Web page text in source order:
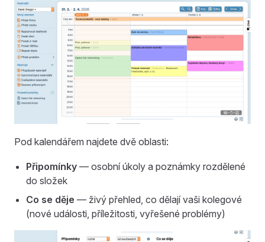
Pod kalendářem najdete dvě oblasti:
Připomínky — osobní úkoly a poznámky rozdělené
do složek
Co se děje — živý přehled, co dělají vaši kolegové
(nové události, příležitosti, vyřešené problémy)